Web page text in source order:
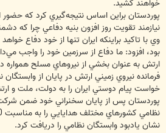
خواهند كشيد.
پوردستان براين اساس نتيجه‌گيري كرد كه
نيازمند تقويت روز افزون بنيه دفاعي چرا كه
وي با تاكيد براينكه ايران تنها از خود دفاع
بود، افزود: ما دفاع از سرزمين خود را واجب
ارتش به عنوان بخشي از نيروهاي مسلح همواره
فرمانده نيروي زميني ارتش در پايان از
خواست پيام دوستي ايران را به دولت، ملت و
پوردستان پس از پايان سخنراني خود ضمن
نشان يادبود وابستگان نظامي را دريافت كرد.